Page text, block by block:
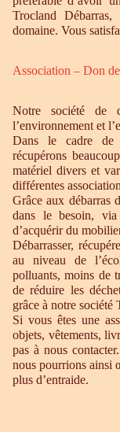
Trocland
domaine. Vous
Association – Don
Notre société de
l’environnement et
Dans le cadre
récupérons
matériel divers et
différentes
Grâce aux débarras
dans le besoin,
d’acquérir du
Débarrasser,
au niveau de
polluants, moins de
de réduire les
grâce à notre société
Si vous êtes une
objets, vêtements,
pas à nous
nous pourrions ainsi
plus d’entraide.